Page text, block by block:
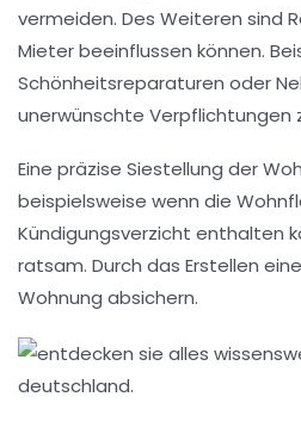
vermeiden. Des Weiteren sind
Mieter beeinflussen können.
Schönheitsreparaturen oder
unerwünschte Verpflichtungen
Eine präzise Siestellung der
beispielsweise wenn die
Kündigungsverzicht enthalten
ratsam. Durch das Erstellen
Wohnung absichern.